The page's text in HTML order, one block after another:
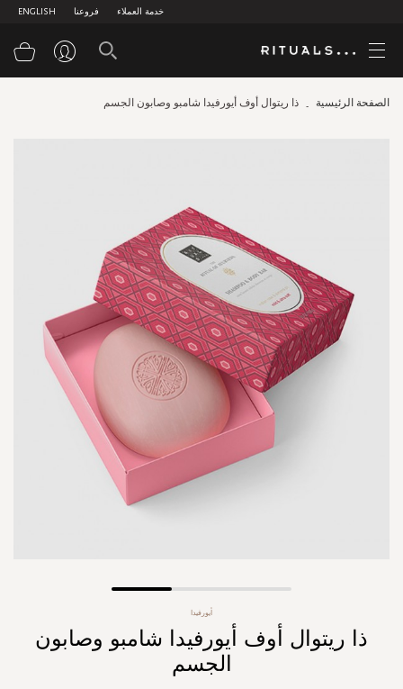
ENGLISH فروعنا خدمة العملاء
الصفحة الرئيسية ذا ريتوال أوف أيورفيدا شامبو وصابون الجسم
beginning
أيورفيدا
ذا ريتوال أوف أيورفيدا شامبو وصابون
الجسم